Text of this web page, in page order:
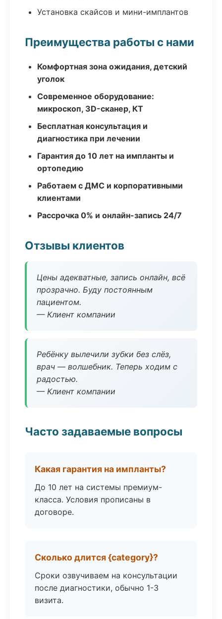
Установка скайсов и мини-имплантов
Преимущества работы с нами
Комфортная зона ожидания, детский
уголок
Современное оборудование:
микроскоп, 3D-сканер, КТ
Бесплатная консультация и
диагностика при лечении
Гарантия до 10 лет на импланты и
ортопедию
Работаем с ДМС и корпоративными
клиентами
Рассрочка 0% и онлайн-запись 24/7
Отзывы клиентов
Цены адекватные, запись онлайн, всё
прозрачно. Буду постоянным
пациентом.
— Клиент компании
Ребёнку вылечили зубки без слёз,
врач — волшебник. Теперь ходим с
радостью.
— Клиент компании
Часто задаваемые вопросы
Какая гарантия на импланты?
До 10 лет на системы премиум-
класса. Условия прописаны в
договоре.
Сколько длится {category}?
Сроки озвучиваем на консультации
после диагностики, обычно 1-3
визита.